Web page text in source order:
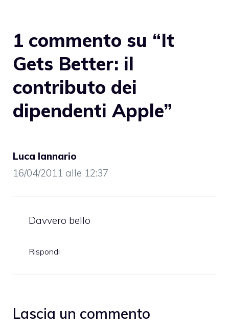
1 commento su “It
Gets Better: il
contributo dei
dipendenti Apple”
Luca Iannario
16/04/2011 alle 12:37
Davvero bello
Rispondi
Lascia un commento